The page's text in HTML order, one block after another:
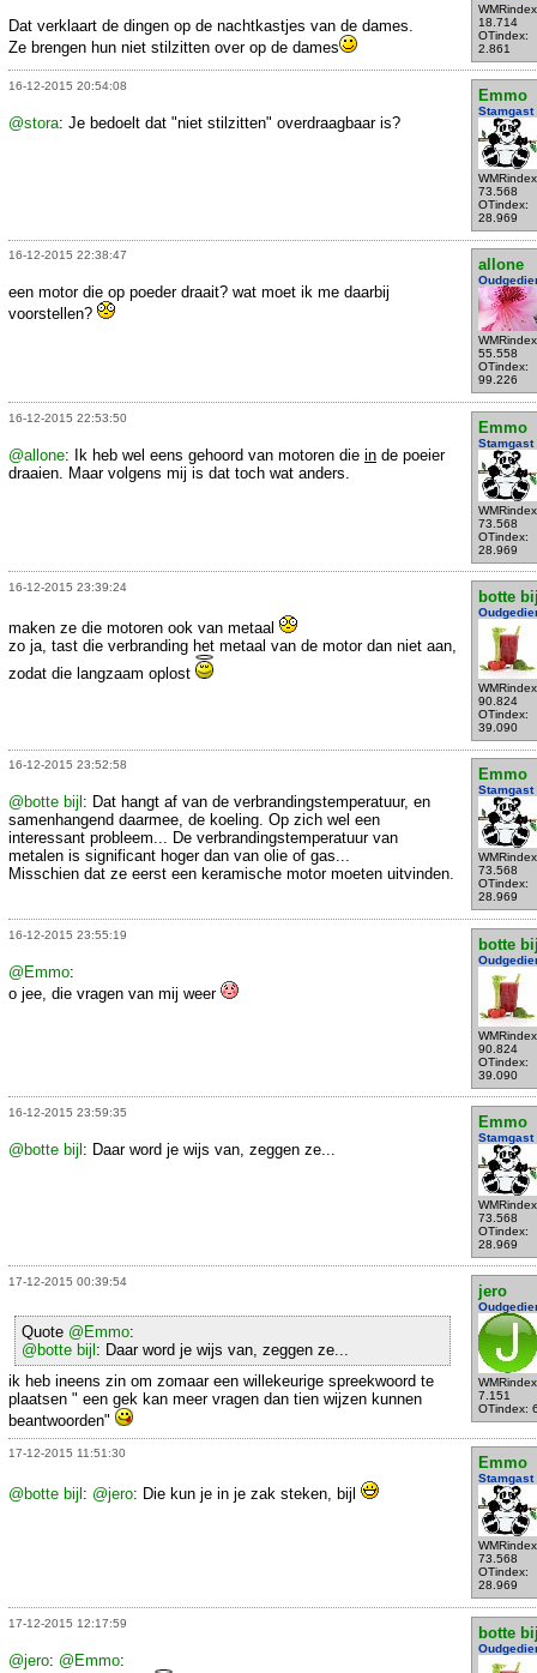
18.714
OTindex:
2.861
Dat verklaart de dingen op de nachtkastjes van de dames.
Ze brengen hun niet stilzitten over op de dames
16-12-2015 20:54:08
Emmo
Stamgast
73.568
OTindex:
28.969
@stora: Je bedoelt dat "niet stilzitten" overdraagbaar is?
16-12-2015 22:38:47
allone
55.558
OTindex:
99.226
een motor die op poeder draait? wat moet ik me daarbij
voorstellen?
16-12-2015 22:53:50
Emmo
Stamgast
73.568
OTindex:
28.969
@allone: Ik heb wel eens gehoord van motoren die in de poeier
draaien. Maar volgens mij is dat toch wat anders.
16-12-2015 23:39:24
botte
90.824
OTindex:
39.090
maken ze die motoren ook van metaal
zo ja, tast die verbranding het metaal van de motor dan niet aan,
zodat die langzaam oplost
16-12-2015 23:52:58
Emmo
Stamgast
73.568
OTindex:
28.969
@botte bijl : Dat hangt af van de verbrandingstemperatuur, en
samenhangend daarmee, de koeling. Op zich wel een
interessant probleem... De verbrandingstemperatuur van
metalen is significant hoger dan van olie of gas...
Misschien dat ze eerst een keramische motor moeten uitvinden.
16-12-2015 23:55:19
botte
90.824
OTindex:
39.090
@Emmo:
o jee, die vragen van mij weer
16-12-2015 23:59:35
Emmo
Stamgast
73.568
OTindex:
28.969
@botte bijl : Daar word je wijs van, zeggen ze...
17-12-2015 00:39:54
jero
7.151
OTindex:
Quote @Emmo:
@botte bijl : Daar word je wijs van, zeggen ze...
ik heb ineens zin om zomaar een willekeurige spreekwoord te
plaatsen " een gek kan meer vragen dan tien wijzen kunnen
beantwoorden"
17-12-2015 11:51:30
Emmo
Stamgast
73.568
OTindex:
28.969
@botte bijl : @jero: Die kun je in je zak steken, bijl
17-12-2015 12:17:59
botte
@jero: @Emmo: